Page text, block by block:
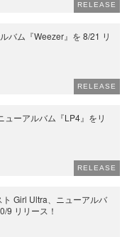
RELEASE
バム『Weezer』を 8/21 リ
RELEASE
ーアルバム『LP4』をリ
RELEASE
ト Girl Ultra、ニューアルバ
9 リリース！